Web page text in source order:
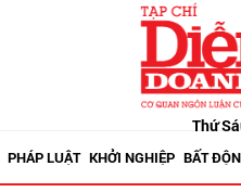
Thứ
PHÁP LUẬT KHỞI NGHIỆP BẤT